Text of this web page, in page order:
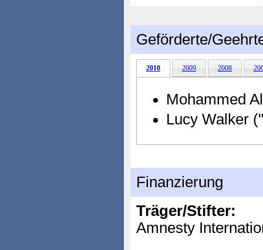
Geförderte/
2010 2009 2008
Mohammed
Lucy Walker
Finanzierung
Träger/Stifter:
Amnesty